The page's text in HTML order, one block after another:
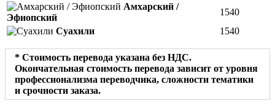
Амхарский /
Эфиопский
1540
Суахили
1540
* Стоимость перевода указана без НДС.
Окончательная стоимость перевода зависит от уровня
профессионализма переводчика, сложности тематики
и срочности заказа.